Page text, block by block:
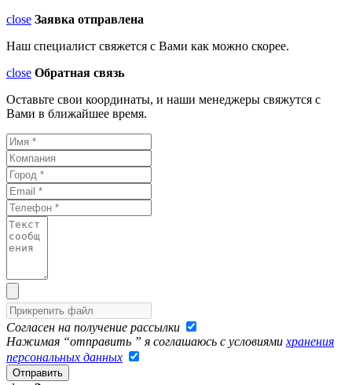
close Заявка отправлена
Наш специалист свяжется с Вами как можно скорее.
close Обратная связь
Оставьте свои координаты, и наши менеджеры свяжутся с
Вами в ближайшее время.
Согласен на получение рассылки
Нажимая “отправить ” я соглашаюсь с условиями хранения
персональных данных